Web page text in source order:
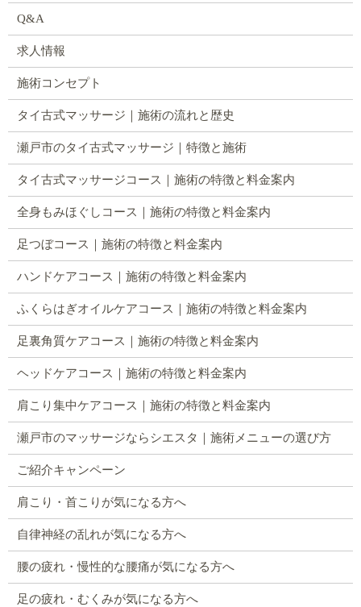
Q&A
求人情報
施術コンセプト
タイ古式マッサージ｜施術の流れと歴史
瀬戸市のタイ古式マッサージ｜特徴と施術
タイ古式マッサージコース｜施術の特徴と料金案内
全身もみほぐしコース｜施術の特徴と料金案内
足つぼコース｜施術の特徴と料金案内
ハンドケアコース｜施術の特徴と料金案内
ふくらはぎオイルケアコース｜施術の特徴と料金案内
足裏角質ケアコース｜施術の特徴と料金案内
ヘッドケアコース｜施術の特徴と料金案内
肩こり集中ケアコース｜施術の特徴と料金案内
瀬戸市のマッサージならシエスタ｜施術メニューの選び方
ご紹介キャンペーン
肩こり・首こりが気になる方へ
自律神経の乱れが気になる方へ
腰の疲れ・慢性的な腰痛が気になる方へ
足の疲れ・むくみが気になる方へ